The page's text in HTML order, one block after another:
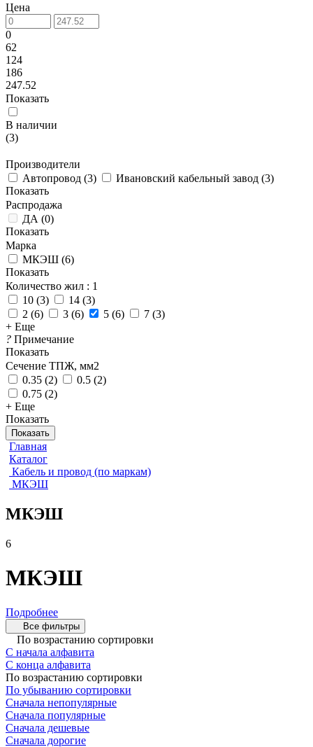
Цена
0
62
124
186
247.52
Показать
В наличии
(3)
Производители
Автопровод (3) Ивановский кабельный завод (3)
Показать
Распродажа
ДА (0)
Показать
Марка
МКЭШ (6)
Показать
Количество жил : 1
10 (3) 14 (3)
2 (6) 3 (6) 5 (6) 7 (3)
+ Еще
? Примечание
Показать
Сечение ТПЖ, мм2
0.35 (2) 0.5 (2)
0.75 (2)
+ Еще
Показать
Показать
Главная
Каталог
Кабель и провод (по маркам)
МКЭШ
МКЭШ
6
МКЭШ
Подробнее
Все фильтры
По возрастанию сортировки
С начала алфавита
С конца алфавита
По возрастанию сортировки
По убыванию сортировки
Сначала непопулярные
Сначала популярные
Сначала дешевые
Сначала дорогие